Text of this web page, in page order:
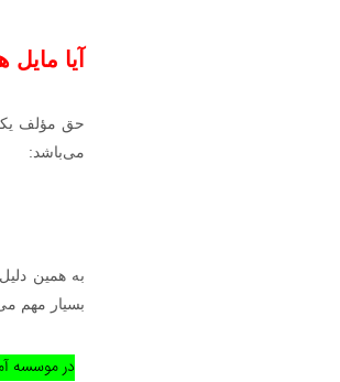
آیا
حق مؤلف
می‌باشد:
به همین
بسیار مهم
در موسسه